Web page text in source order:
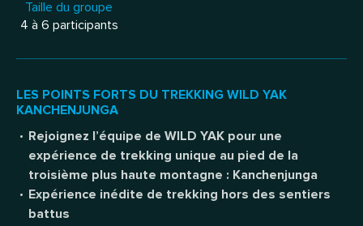
Taille du groupe
4 à 6 participants
LES POINTS FORTS DU TREKKING WILD YAK
KANCHENJUNGA
Rejoignez l’équipe de WILD YAK pour une
expérience de trekking unique au pied de la
troisième plus haute montagne : Kanchenjunga
Expérience inédite de trekking hors des sentiers
battus